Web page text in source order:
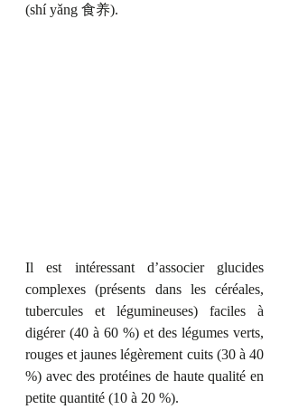
(shí yǎng 食养).
Il est intéressant d’associer glucides
complexes (présents dans les céréales,
tubercules et légumineuses) faciles à
digérer (40 à 60 %) et des légumes verts,
rouges et jaunes légèrement cuits (30 à 40
%) avec des protéines de haute qualité en
petite quantité (10 à 20 %).